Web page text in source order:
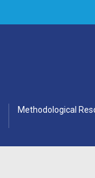
Methodological